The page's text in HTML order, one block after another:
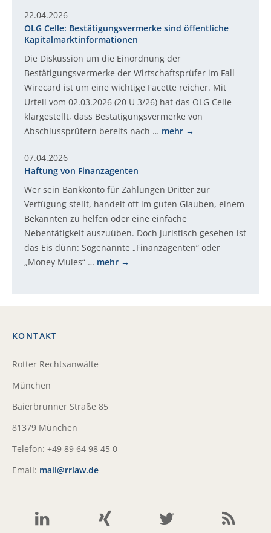
22.04.2026
OLG Celle: Bestätigungsvermerke sind öffentliche
Kapitalmarktinformationen
Die Diskussion um die Einordnung der
Bestätigungsvermerke der Wirtschaftsprüfer im Fall
Wirecard ist um eine wichtige Facette reicher. Mit
Urteil vom 02.03.2026 (20 U 3/26) hat das OLG Celle
klargestellt, dass Bestätigungsvermerke von
Abschlussprüfern bereits nach … mehr
07.04.2026
Haftung von Finanzagenten
Wer sein Bankkonto für Zahlungen Dritter zur
Verfügung stellt, handelt oft im guten Glauben, einem
Bekannten zu helfen oder eine einfache
Nebentätigkeit auszuüben. Doch juristisch gesehen ist
das Eis dünn: Sogenannte „Finanzagenten“ oder
„Money Mules“ … mehr
KONTAKT
Rotter Rechtsanwälte
München
Baierbrunner Straße 85
81379 München
Telefon: +49 89 64 98 45 0
Email: mail@rrlaw.de